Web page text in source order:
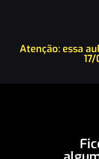
Atenção: essa